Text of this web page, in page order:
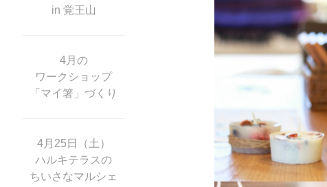
in 覚王山
4月の
ワークショップ
「マイ箸」づくり
4月25日（土）
ハルキテラスの
ちいさなマルシェ